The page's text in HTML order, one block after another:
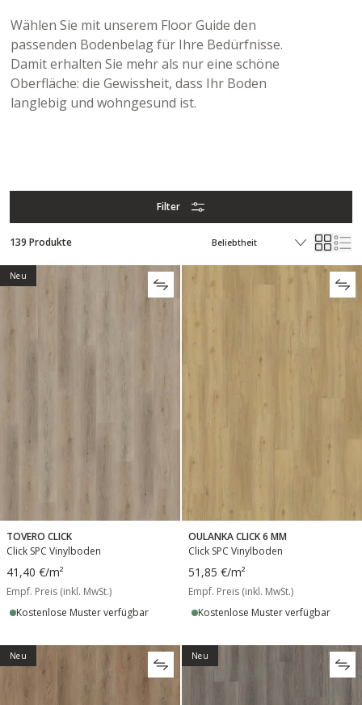
Wählen Sie mit unserem Floor Guide den
passenden Bodenbelag für Ihre Bedürfnisse.
Damit erhalten Sie mehr als nur eine schöne
Oberfläche: die Gewissheit, dass Ihr Boden
langlebig und wohngesund ist.
Filter
139 Produkte
Neu
TOVERO CLICK
Click SPC Vinylboden
41,40 €/m²
Empf. Preis (inkl. MwSt.)
Kostenlose Muster verfügbar
OULANKA CLICK 6 MM
Click SPC Vinylboden
51,85 €/m²
Empf. Preis (inkl. MwSt.)
Kostenlose Muster verfügbar
Neu Neu